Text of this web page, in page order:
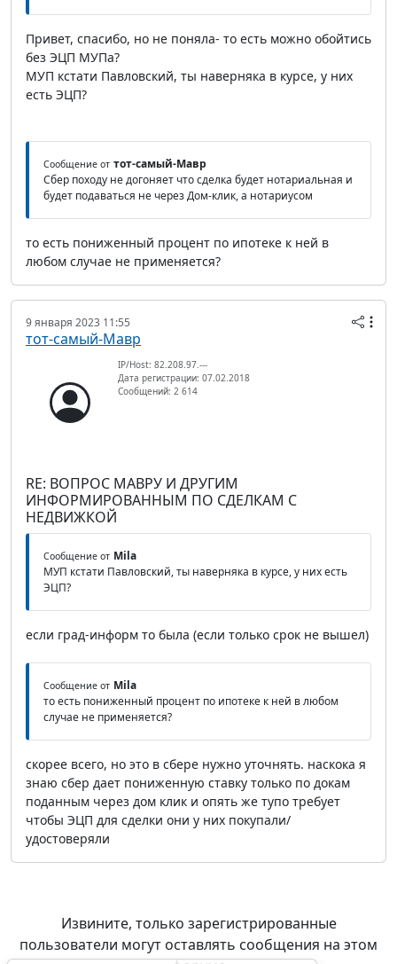
Привет, спасибо, но не поняла- то есть можно обойтись
без ЭЦП МУПа?
МУП кстати Павловский, ты наверняка в курсе, у них
есть ЭЦП?
Сообщение от тот-самый-Мавр
Сбер походу не догоняет что сделка будет нотариальная и
будет подаваться не через Дом-клик, а нотариусом
то есть пониженный процент по ипотеке к ней в
любом случае не применяется?
9 января 2023 11:55
тот-самый-Мавр
IP/Host: 82.208.97.---
Дата регистрации: 07.02.2018
Сообщений: 2 614
RE: ВОПРОС МАВРУ И ДРУГИМ
ИНФОРМИРОВАННЫМ ПО СДЕЛКАМ С
НЕДВИЖКОЙ
Сообщение от Mila
МУП кстати Павловский, ты наверняка в курсе, у них есть
ЭЦП?
если град-информ то была (если только срок не вышел)
Сообщение от Mila
то есть пониженный процент по ипотеке к ней в любом
случае не применяется?
скорее всего, но это в сбере нужно уточнять. наскока я
знаю сбер дает пониженную ставку только по докам
поданным через дом клик и опять же тупо требует
чтобы ЭЦП для сделки они у них покупали/
удостоверяли
Извините, только зарегистрированные
пользователи могут оставлять сообщения на этом